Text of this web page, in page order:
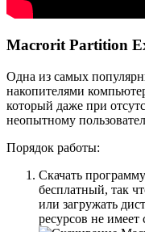
Macrorit Partition
Одна из самых
накопителями
который даже при
неопытному
Порядок работы:
Скачать
бесплатный, так
или загружать
ресурсов не имеет